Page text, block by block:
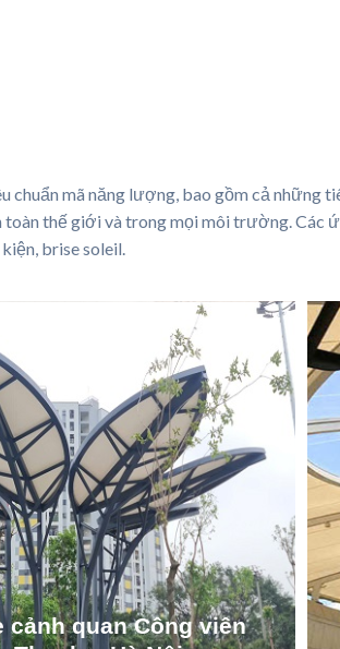
chuẩn mã năng lượng, bao gồm cả
thế giới và trong mọi môi trường. Các
brise soleil.
cảnh quan Công viên